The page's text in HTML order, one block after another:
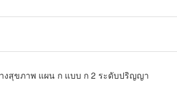
งสุขภาพ แผน ก แบบ ก 2 ระดับปริญญา